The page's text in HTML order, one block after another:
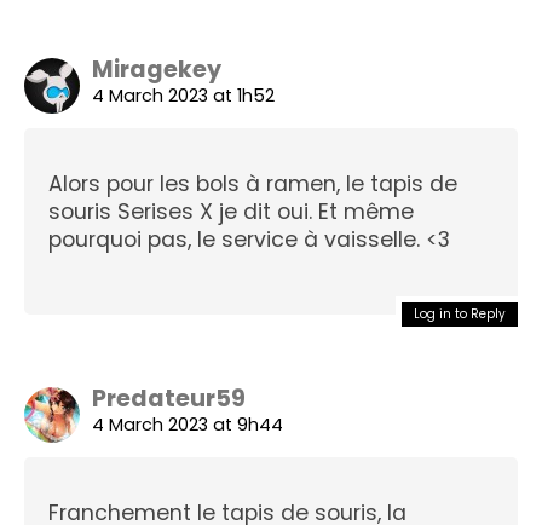
Miragekey
4 March 2023 at 1h52
Alors pour les bols à ramen, le tapis de
souris Serises X je dit oui. Et même
pourquoi pas, le service à vaisselle. <3
Log in to Reply
Predateur59
4 March 2023 at 9h44
Franchement le tapis de souris, la